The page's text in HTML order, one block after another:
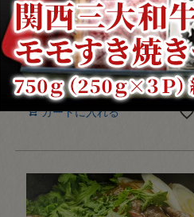
松商が送料全額負担させていただきます。
神戸牛・近江牛 モモしゃぶしゃ
ぶ食べ比べセット 500ｇ（250
ｇ×２Ｐ）約４人前【冷凍】
クール便でお届け
販売価格 ¥14,300税込
カートに入れる